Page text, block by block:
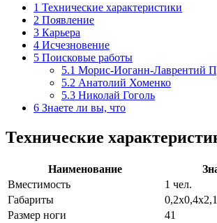
1 Технические характеристики
2 Появление
3 Карьера
4 Исчезновение
5 Поисковые работы
5.1 Морис-Иоганн-Лаврентий
5.2 Анатолий Хоменко
5.3 Николай Гоголь
6 Знаете ли вы, что
Технические
Наименование
Вместимость
1 чел.
Габариты
Размер ноги
41